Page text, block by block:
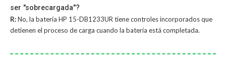
ser "sobrecargada"?
R:No, la batería HP 15-DB1233UR tiene controles incorporados que
detienen el proceso de carga cuando la batería está completada.